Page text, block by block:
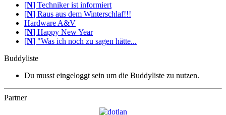
[N] Techniker ist informiert
[N] Raus aus dem Winterschlaf!!!
Hardware A&V
[N] Happy New Year
[N] "Was ich noch zu sagen hätte...
Buddyliste
Du musst eingeloggt sein um die Buddyliste zu nutzen.
Partner